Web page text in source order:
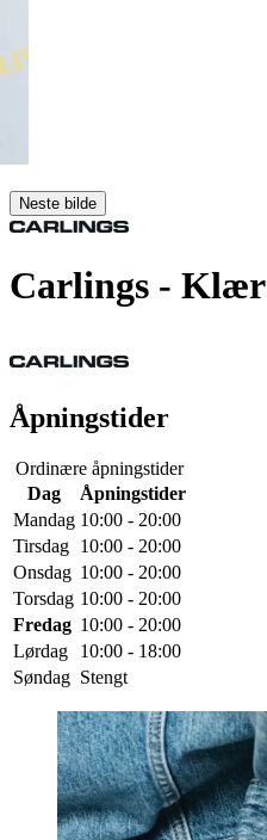
Neste bilde
Carlings - Klær
Åpningstider
Ordinære åpningstider
Dag
Åpningstider
Mandag 10:00 - 20:00
Tirsdag 10:00 - 20:00
Onsdag 10:00 - 20:00
Torsdag 10:00 - 20:00
Fredag 10:00 - 20:00
Lørdag
10:00 - 18:00
Søndag Stengt